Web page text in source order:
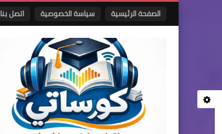
الصفحة الرئيسية سياسة الخصوصية اتصل بنا